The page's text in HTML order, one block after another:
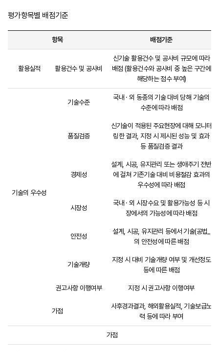
평가항목별 배점기준
항목 배점기준
활용실적 활용건수 및 공사비
신기술 활용건수 및 공사비 규모에 따라
배점 (활용건수와 공사비 중 높은 구간에
해당하는 점수 부여)
기술의 우수성
기술수준
국내 · 외 동종의 기술 대비 당해 기술의
수준에 따라 배점
품질검증
신기술이 적용된 주요현장에 대해 모니터
링한 결과, 지정 시 제시된 성능 및 효과
등 품질검증 결과
경제성
설계, 시공, 유지관리 또는 생애주기 전반
에 걸쳐 기존기술 대비 비용절감 효과의
우수성에 따라 배점
시장성
국내 · 외 시장수요 및 활용가능성 등 시
장에서의 가능성에 따라 배점
안전성
설계, 시공, 유지관리 등에서 기술(공법_
의 안전성에 따른 배점
기술개량
지정 시 대비 기술개량 여부 및 개선정도
등에 따른 배점
권고사항 이행여부 지정 시 권고사항 이행여부
가점
사후경과결과, 해외활용실적, 기술보급노
력 등에 따라 부여
가점